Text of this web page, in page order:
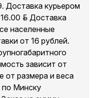
Доставка курьером
руб. Доставка
населенные
от 16 рублей.
зависит от
от размера и веса
по Минску